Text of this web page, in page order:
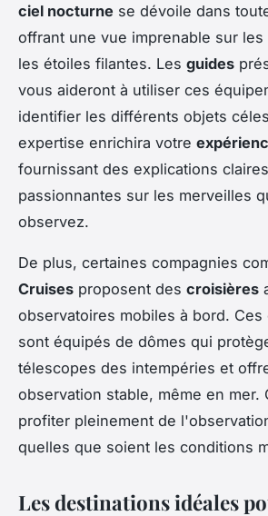
ciel nocturne se dévoile dans
offrant une vue imprenable sur
les étoiles filantes. Les guides
vous aideront à utiliser ces
identifier les différents objets
expertise enrichira votre
fournissant des explications
passionnantes sur les merveilles
observez.
De plus, certaines compagnies
Cruises proposent des croisières
observatoires mobiles à bord. Ces
sont équipés de dômes qui
télescopes des intempéries et
observation stable, même en mer.
profiter pleinement de
quelles que soient les conditions
Les destinations idéales